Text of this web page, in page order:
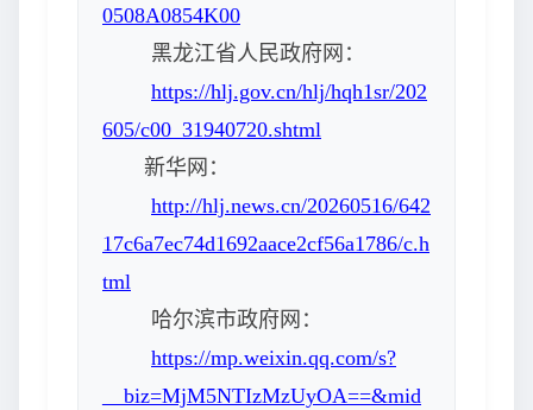
0508A0854K00
黑龙江省人民政府网：
https://hlj.gov.cn/hlj/hqh1sr/202
605/c00_31940720.shtml
新华网：
http://hlj.news.cn/20260516/642
17c6a7ec74d1692aace2cf56a1786/c.h
tml
哈尔滨市政府网：
https://mp.weixin.qq.com/s?
__biz=MjM5NTIzMzUyOA==&mid